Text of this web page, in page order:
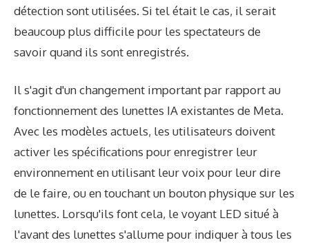
détection sont utilisées. Si tel était le cas, il serait
beaucoup plus difficile pour les spectateurs de
savoir quand ils sont enregistrés.
Il s'agit d'un changement important par rapport au
fonctionnement des lunettes IA existantes de Meta.
Avec les modèles actuels, les utilisateurs doivent
activer les spécifications pour enregistrer leur
environnement en utilisant leur voix pour leur dire
de le faire, ou en touchant un bouton physique sur les
lunettes. Lorsqu'ils font cela, le voyant LED situé à
l'avant des lunettes s'allume pour indiquer à tous les